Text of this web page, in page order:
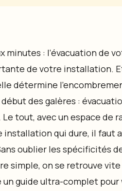
minutes : l’évacuation de
de votre installation.
détermine
des galères :
tout, avec un espace de
installation qui dure, il
oublier les spécificités
simple, on se retrouve vite
un guide ultra-complet